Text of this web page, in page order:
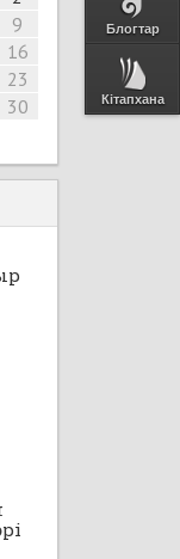
Блогтар
Кітапхана
9
16
23
30